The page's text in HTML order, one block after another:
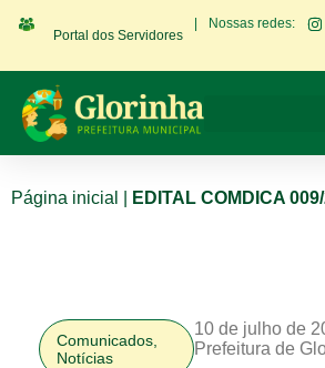
Portal dos Servidores
Nossas redes:
Página inicial EDITAL COMDICA
Comunicados
Notícias
10 de julho de
Prefeitura de